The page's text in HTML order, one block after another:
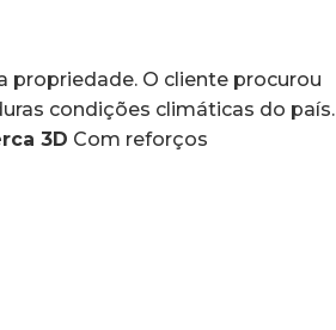
propriedade. O cliente procurou
condições climáticas do país.
3D Com reforços